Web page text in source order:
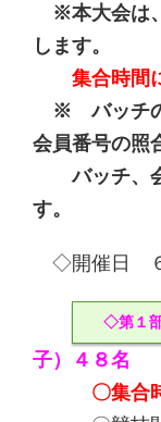
※本大会は
します。
集合時間
※ バッチの
会員番号の照
バッチ、会
す。
◇開催日 ６
◇第１
子）４８名
〇集